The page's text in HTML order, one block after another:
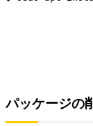
パッケージの